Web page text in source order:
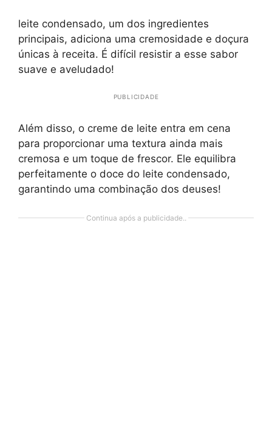
leite condensado, um dos ingredientes
principais, adiciona uma cremosidade e doçura
únicas à receita. É difícil resistir a esse sabor
suave e aveludado!
PUBLICIDADE
Além disso, o creme de leite entra em cena
para proporcionar uma textura ainda mais
cremosa e um toque de frescor. Ele equilibra
perfeitamente o doce do leite condensado,
garantindo uma combinação dos deuses!
Continua após a publicidade..